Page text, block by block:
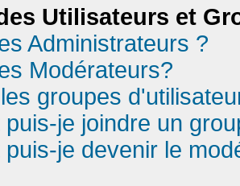
Utilisateurs et
Administrateurs ?
Modérateurs?
groupes
puis-je joindre un
puis-je devenir le